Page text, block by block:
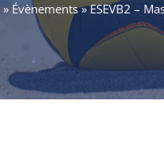
» Évènements»ESEVB2 –